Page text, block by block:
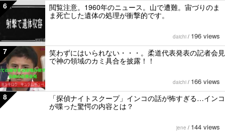
6
閲覧注意。1960年のニュース。山で遭難。宙づりのま
ま死亡した遺体の処理が衝撃的です。
daichi / 196 views
7
笑わずにはいられない・・・。柔道代表発表の記者会見
で神の領域のカミ具合を披露！！
daichi / 166 views
8
「探偵ナイトスクープ」インコの話が怖すぎる…インコ
が喋った驚愕の内容とは？
jene / 144 views